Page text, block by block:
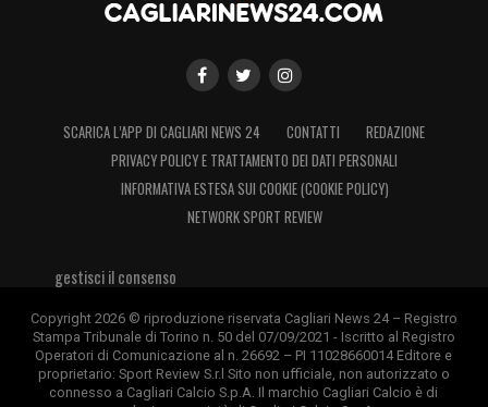
SCARICA L’APP DI CAGLIARI NEWS 24 CONTATTI
REDAZIONE
PRIVACY POLICY E TRATTAMENTO DEI DATI PERSONALI
INFORMATIVA ESTESA SUI COOKIE (COOKIE POLICY)
NETWORK SPORT REVIEW
gestisci il consenso
Copyright 2026 © riproduzione riservata Cagliari News 24 – Registro
Stampa Tribunale di Torino n. 50 del 07/09/2021 - Iscritto al Registro
Operatori di Comunicazione al n. 26692 – PI 11028660014 Editore e
proprietario: Sport Review S.r.l Sito non ufficiale, non autorizzato o
connesso a Cagliari Calcio S.p.A. Il marchio Cagliari Calcio è di